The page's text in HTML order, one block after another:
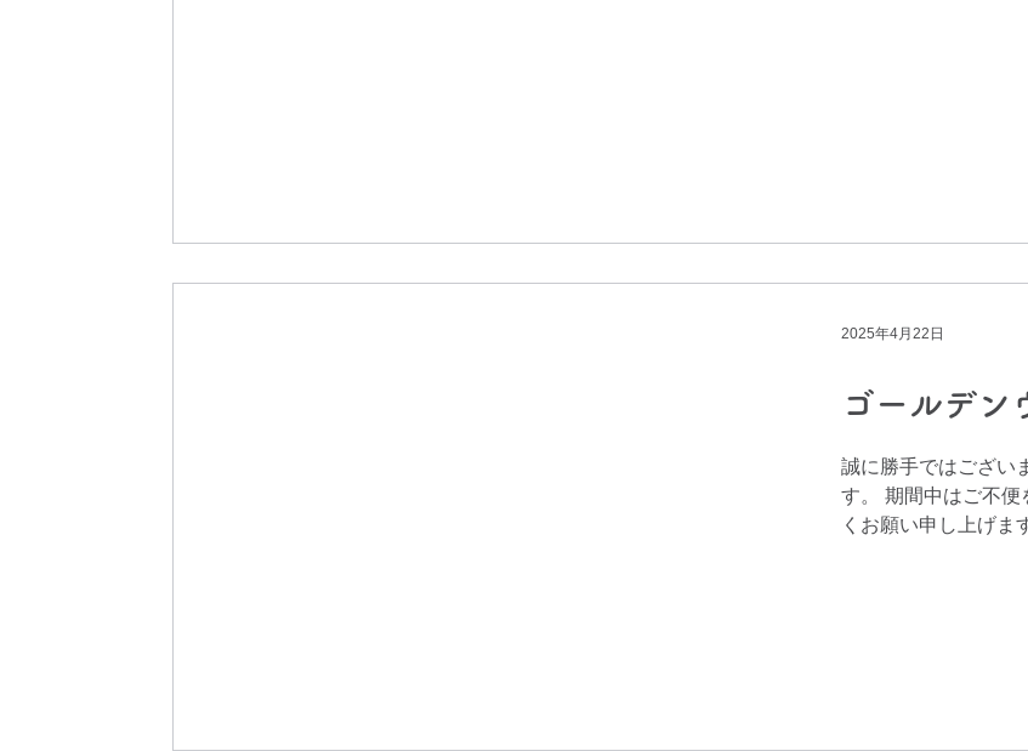
ゴールデン
誠に勝手ではござい
す。 期間中はご不便
くお願い申し上げま
2025年4月22日